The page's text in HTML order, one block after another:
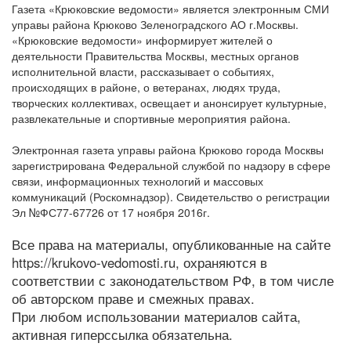
Газета «Крюковские ведомости» является электронным СМИ
управы района Крюково Зеленоградского АО г.Москвы.
«Крюковские ведомости» информирует жителей о
деятельности Правительства Москвы, местных органов
исполнительной власти, рассказывает о событиях,
происходящих в районе, о ветеранах, людях труда,
творческих коллективах, освещает и анонсирует культурные,
развлекательные и спортивные мероприятия района.
Электронная газета управы района Крюково города Москвы
зарегистрирована Федеральной службой по надзору в сфере
связи, информационных технологий и массовых
коммуникаций (Роскомнадзор). Свидетельство о регистрации
Эл №ФС77-67726 от 17 ноября 2016г.
Все права на материалы, опубликованные на сайте
https://krukovo-vedomosti.ru, охраняются в
соответствии с законодательством РФ, в том числе
об авторском праве и смежных правах.
При любом использовании материалов сайта,
активная гиперссылка обязательна.